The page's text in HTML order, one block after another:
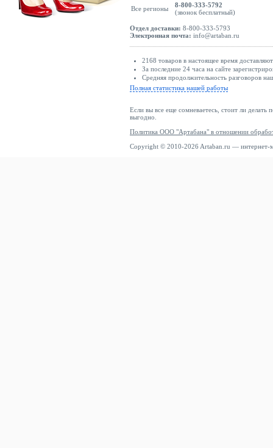
Все регионы
8-800-333-5792
(звонок бесплатный)
Отдел доставки: 8-800-333-5793
Электронная почта: info@artaban.ru
2168 товаров в настоящее время
За последние 24 часа на сайте
Средняя продолжительность разговоров
Полная статистика нашей работы
Если вы все еще сомневаетесь, стоит ли делать
выгодно.
Политика ООО "Артабана" в отношении
Copyright © 2010-2026 Artaban.ru — интернет-